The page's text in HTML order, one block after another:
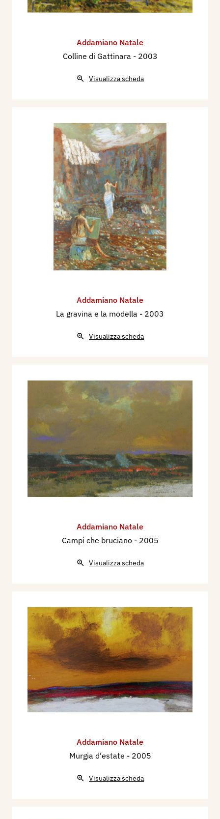
Addamiano Natale
Colline di Gattinara - 2003
Visualizza scheda
Addamiano Natale
La gravina e la modella - 2003
Visualizza scheda
Addamiano Natale
Campi che bruciano - 2005
Visualizza scheda
Addamiano Natale
Murgia d'estate - 2005
Visualizza scheda